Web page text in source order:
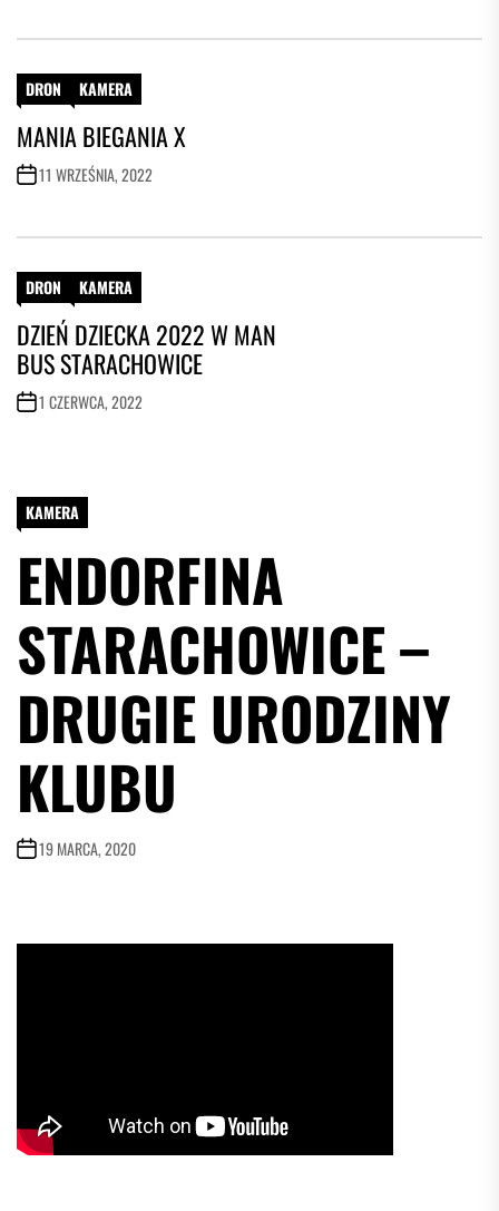
DRON KAMERA
MANIA BIEGANIA X
11 WRZEŚNIA, 2022
DRON KAMERA
DZIEŃ DZIECKA 2022 W MAN
BUS STARACHOWICE
1 CZERWCA, 2022
KAMERA
ENDORFINA
STARACHOWICE –
DRUGIE URODZINY
KLUBU
19 MARCA, 2020